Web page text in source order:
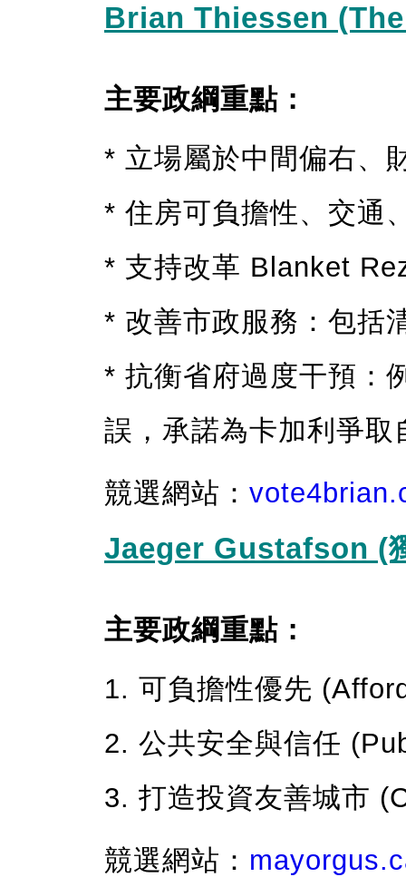
Brian Thiessen
主要政綱重點：
* 立場屬於中間偏右、
* 住房可負擔性、交通
* 支持改革 Blanket
* 改善市政服務：包括
* 抗衡省府過度干預：
誤，承諾為卡加利爭
競選網站：
Jaeger Gustafson (
主要政綱重點：
1. 可負擔性優先
2. 公共安全與信任
3. 打造投資友善城市
競選網站：